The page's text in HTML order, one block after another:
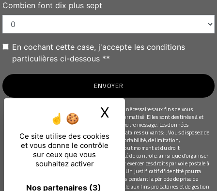
Ce site utilise des cookies
et vous donne le contrôle
sur ceux que vous
souhaitez activer
Nos partenaires (3)
X Masquer le
Combien font dix plus sept
En cochant cette case, j'accepte les conditions
particulières ci-dessous **
ENVOYER
** Les données personnelles communiquées sont nécessaires aux fins de vous
contacter et sont enregistrées dans un fichier informatisé. Elles sont destinées à et
ses sous-traitants dans le seul but de répondre à votre message. Les données
collectées seront communiquées aux seuls destinataires suivants: . Vous disposez de
droits d’accès, de rectification, d’effacement, de portabilité, de limitation,
d’opposition, de retrait de votre consentement à tout moment et du droit
d’introduire une réclamation auprès d’une autorité de contrôle, ainsi que d’organiser
le sort de vos données post-mortem. Vous pouvez exercer ces droits par voie postale à
l'adresse ou par courrier électronique à l'adresse . Un justificatif d'identité pourra
vous être demandé. Nous conservons vos données pendant la période de prise de
contact puis pendant la durée de prescription légale aux fins probatoires et de gestion